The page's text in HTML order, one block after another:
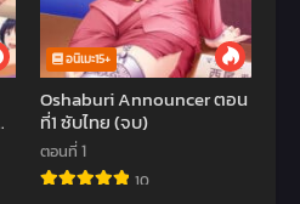
อนิเมะ15+
Oshaburi Announcer ตอน
ที่1 ซับไทย (จบ)
ตอนที่ 1
10